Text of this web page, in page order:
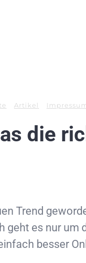
Artikel
die
Trend
geht es nur um
besser